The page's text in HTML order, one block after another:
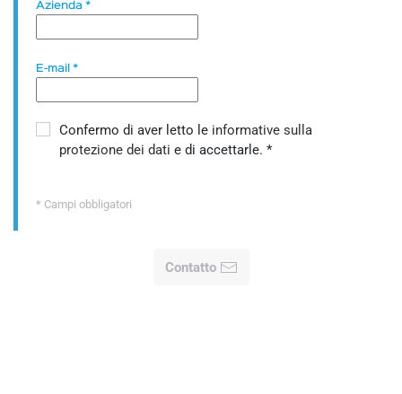
Azienda *
E-mail *
Confermo di aver letto le informative sulla
protezione dei dati e di accettarle. *
* Campi obbligatori
Contatto